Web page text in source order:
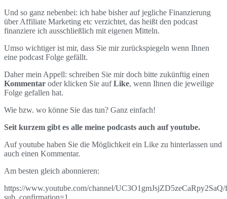
Und so ganz nebenbei: ich habe bisher auf jegliche Finanzierung
über Affiliate Marketing etc verzichtet, das heißt den podcast
finanziere ich ausschließlich mit eigenen Mitteln.
Umso wichtiger ist mir, dass Sie mir zurückspiegeln wenn Ihnen
eine podcast Folge gefällt.
Daher mein Appell: schreiben Sie mir doch bitte zukünftig einen
Kommentar oder klicken Sie aufLike, wenn Ihnen die jeweilige
Folge gefallen hat.
Wie bzw. wo könne Sie das tun? Ganz einfach!
Seit kurzem gibt es alle meine podcasts auch auf youtube.
Auf youtube haben Sie die Möglichkeit ein Like zu hinterlassen und
auch einen Kommentar.
Am besten gleich abonnieren:
https://www.youtube.com/channel/UC3O1gmJsjZD5zeCaRpy2SaQ/
sub_confirmation=1